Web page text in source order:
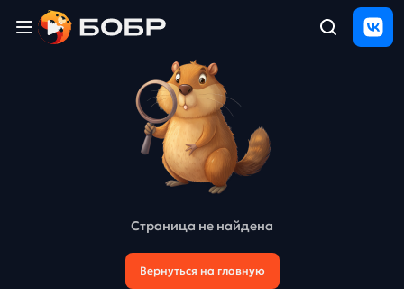
Страница не найдена
Вернуться на главную